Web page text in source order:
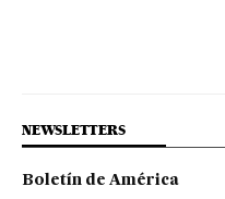
NEWSLETTERS
Boletín de América